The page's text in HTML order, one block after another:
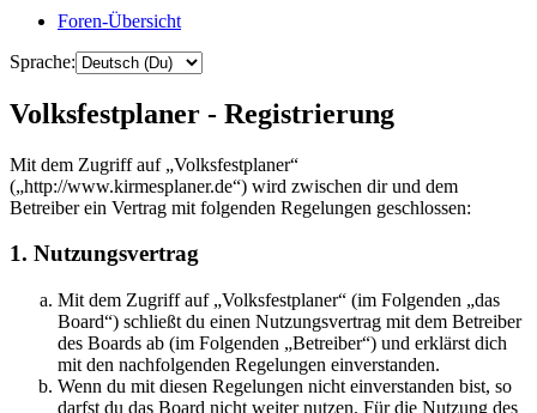
Foren-Übersicht
Sprache:
Volksfestplaner - Registrierung
Mit dem Zugriff auf „Volksfestplaner“
(„http://www.kirmesplaner.de“) wird zwischen dir und dem
Betreiber ein Vertrag mit folgenden Regelungen geschlossen:
1. Nutzungsvertrag
Mit dem Zugriff auf „Volksfestplaner“ (im Folgenden „das
Board“) schließt du einen Nutzungsvertrag mit dem Betreiber
des Boards ab (im Folgenden „Betreiber“) und erklärst dich
mit den nachfolgenden Regelungen einverstanden.
Wenn du mit diesen Regelungen nicht einverstanden bist, so
darfst du das Board nicht weiter nutzen. Für die Nutzung des